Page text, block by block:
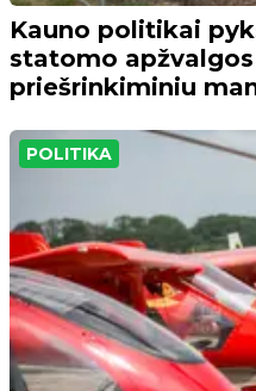
Kauno politikai
statomo
priešrinkiminiu
POLITIKA